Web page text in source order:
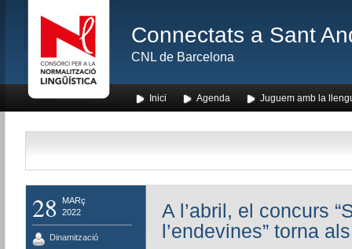
Connectats a Sant
CNL de Barcelona
Inici Agenda Juguem amb la
28
MARç
2022
Dinamització
A l’abril, el concurs
l’endevines” torna